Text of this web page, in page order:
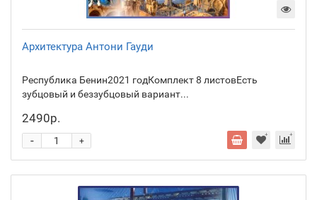
Архитектура Антони Гауди
Республика Бенин2021 годКомплект 8 листовЕсть
зубцовый и беззубцовый вариант...
2490р.
+
-